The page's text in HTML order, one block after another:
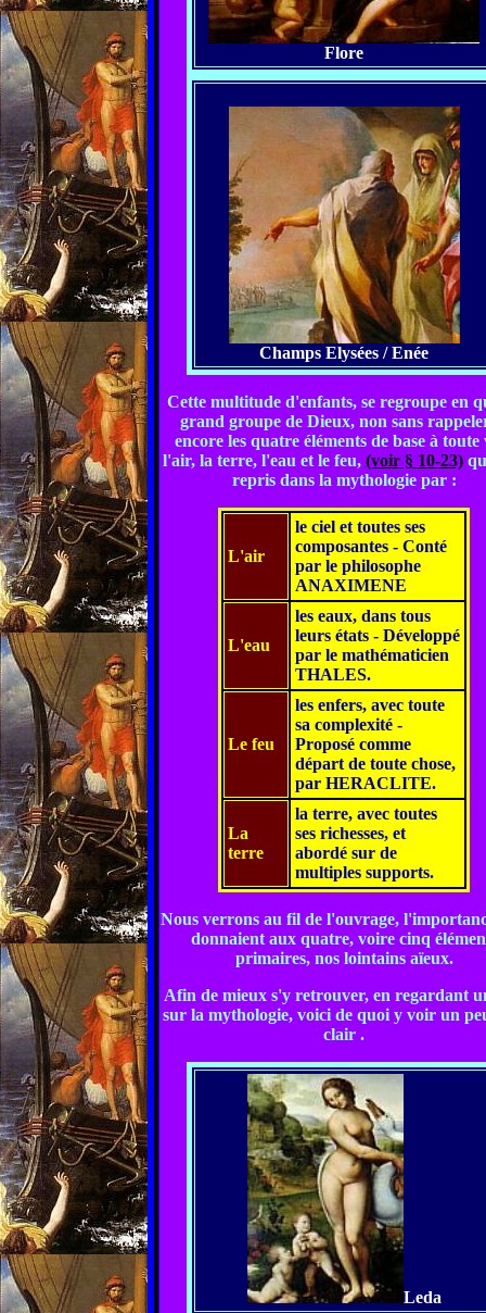
Flore
Champs Elysées / Enée
Cette multitude d'enfants, se regroupe en
grand groupe de Dieux, non sans
encore les quatre éléments de base à toute
l'air, la terre, l'eau et le feu, (voir § 10-23)
repris dans la mythologie par :
L'air
le ciel et toutes ses
composantes - Conté
par le philosophe
ANAXIMENE
L'eau
les eaux, dans tous
leurs états - Développé
par le mathématicien
THALES.
Le feu
les enfers, avec toute
sa complexité -
Proposé comme
départ de toute chose,
par HERACLITE.
La
terre
la terre, avec toutes
ses richesses, et
abordé sur de
multiples supports.
Nous verrons au fil de l'ouvrage,
donnaient aux quatre, voire cinq
primaires, nos lointains aïeux.
Afin de mieux s'y retrouver, en regardant
sur la mythologie, voici de quoi y voir un
clair .
Leda